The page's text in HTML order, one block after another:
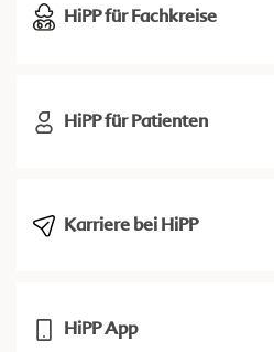
HiPP für Fachkreise
HiPP für Patienten
Karriere bei HiPP
HiPP App